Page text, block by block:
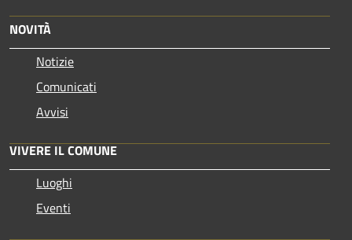
NOVITÀ
Notizie
Comunicati
Avvisi
VIVERE IL COMUNE
Luoghi
Eventi